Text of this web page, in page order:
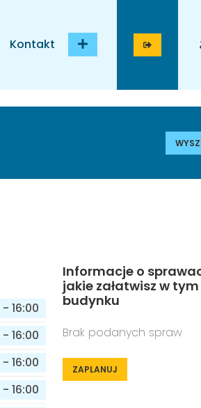
Kontakt
- 16:00
- 16:00
- 16:00
- 16:00
Informacje o
jakie załatwisz w tym
budynku
Brak podanych spraw
ZAPLANUJ